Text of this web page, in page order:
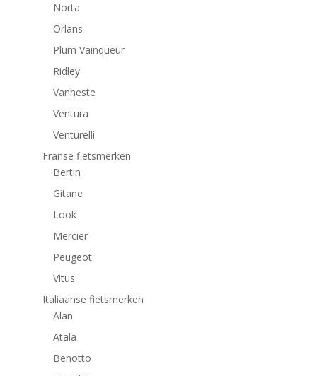
Norta
Orlans
Plum Vainqueur
Ridley
Vanheste
Ventura
Venturelli
Franse fietsmerken
Bertin
Gitane
Look
Mercier
Peugeot
Vitus
Italiaanse fietsmerken
Alan
Atala
Benotto